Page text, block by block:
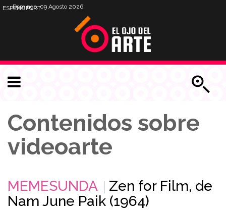
Domingo, 09 Agosto 2026
ESPENGPORT
Contenidos sobre
videoarte
MEMESUNDA
Zen for Film, de
Nam June Paik (1964)